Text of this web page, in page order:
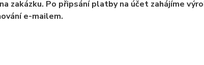
zakázku. Po připsání platby na účet zahájíme
e-mailem.